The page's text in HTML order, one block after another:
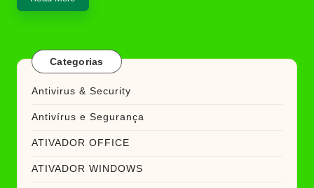
Categorias
Antivirus & Security
Antivírus e Segurança
ATIVADOR OFFICE
ATIVADOR WINDOWS